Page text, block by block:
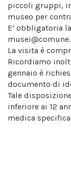
piccoli gruppi,
museo per
E’ obbligatoria
La visita è
Ricordiamo
gennaio è
documento di
Tale
inferiore ai 12
medica